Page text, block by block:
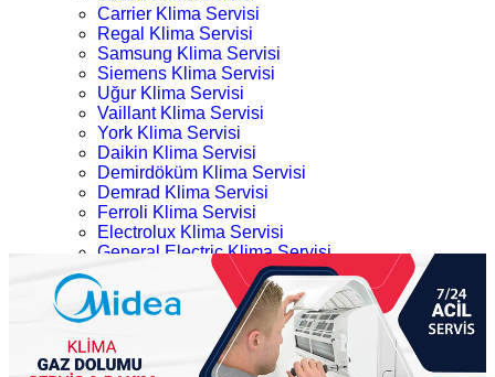
Carrier Klima Servisi
Regal Klima Servisi
Samsung Klima Servisi
Siemens Klima Servisi
Uğur Klima Servisi
Vaillant Klima Servisi
York Klima Servisi
Daikin Klima Servisi
Demirdöküm Klima Servisi
Demrad Klima Servisi
Ferroli Klima Servisi
Electrolux Klima Servisi
General Electric Klima Servisi
LG Klima Servisi
Midea Klima Servisi
Mitsubishi Klima Servisi
Profilo Klima Servisi
İletişim
Eyüp Midea Klima Bakımı
Ana Sayfa
Kategoriler
Eyüp Midea Klima Bakımı